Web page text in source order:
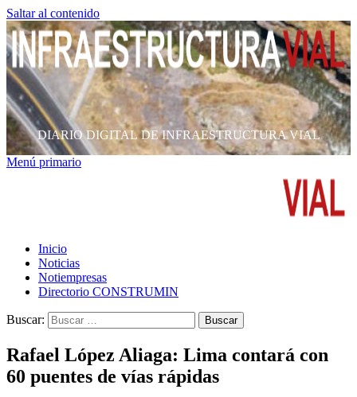
Saltar al contenido
DIARIO DIGITAL DE INFRAESTRUCTURA VIAL
Menú primario
Inicio
Noticias
Notiempresas
Directorio CONSTRUMIN
Buscar:
Rafael López Aliaga: Lima contará con
60 puentes de vías rápidas